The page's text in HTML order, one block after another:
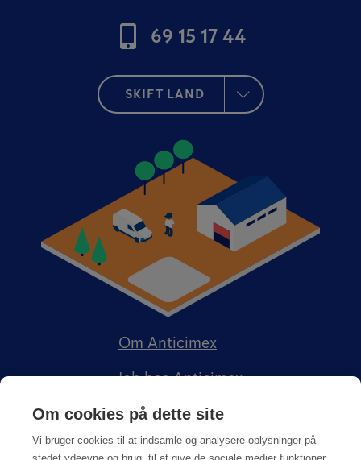
69 15 17 44
SKIFT LAND
Om Anticimex
Job hos Anticimex
Om cookies på dette site
Vi bruger cookies til at indsamle og analysere oplysninger på